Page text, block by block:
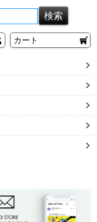
カート